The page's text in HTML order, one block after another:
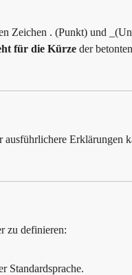
Zeichen . (Punkt) und
für die Kürze der
Erklärungen
zu definieren:
Standardsprache.